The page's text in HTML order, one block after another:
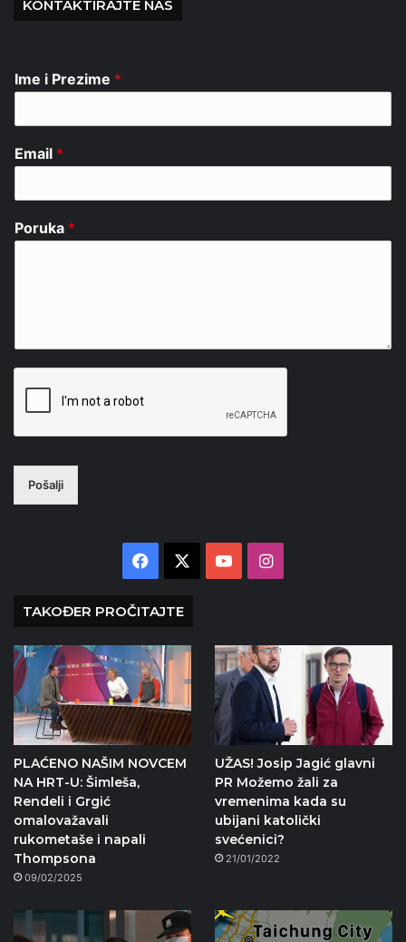
KONTAKTIRAJTE NAS
Ime i Prezime *
Email *
Poruka *
Pošalji
Facebook YouTubeInstagram
TAKOĐER PROČITAJTE
PLAĆENO NAŠIM NOVCEM
NA HRT-U: Šimleša,
Rendeli i Grgić
omalovažavali
rukometaše i napali
Thompsona
09/02/2025
UŽAS! Josip Jagić glavni
PR Možemo žali za
vremenima kada su
ubijani katolički
svećenici?
21/01/2022